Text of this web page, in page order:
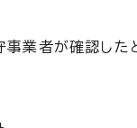
業者が確認した